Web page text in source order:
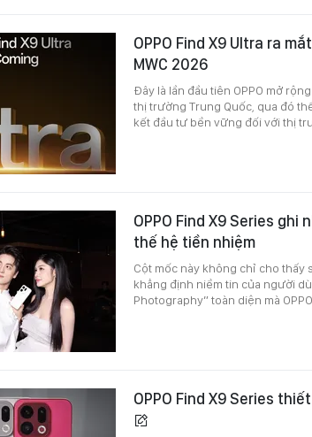
OPPO Find X9 Ultra ra
MWC 2026
Đây là lần đầu tiên OPPO mở
thị trường Trung Quốc, qua đó
kết đầu tư bền vững đối với thị
OPPO Find X9 Series
thế hệ tiền nhiệm
Cột mốc này không chỉ cho thấy
khẳng định niềm tin của người
Photography” toàn diện mà
OPPO Find X9 Series